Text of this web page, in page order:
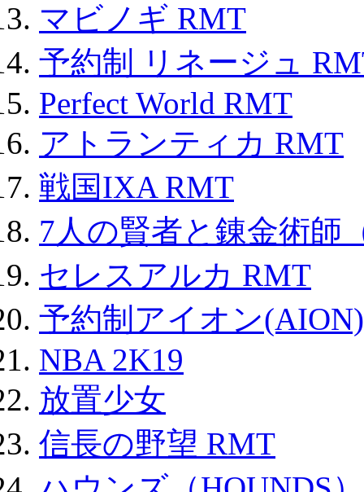
マビノギ RMT
予約制 リネージュ
Perfect World RMT
アトランティカ RMT
戦国IXA RMT
7人の賢者と錬金術師
セレスアルカ RMT
予約制アイオン
NBA 2K19
放置少女
信長の野望 RMT